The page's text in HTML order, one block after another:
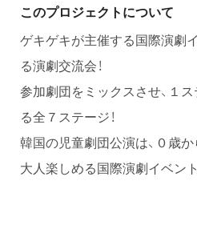
このプロジェクトについて
ゲキゲキが主催する国際演劇
る演劇交流会！
参加劇団をミックスさせ、１
る全７ステージ！
韓国の児童劇団公演は、０歳
大人楽しめる国際演劇イベント